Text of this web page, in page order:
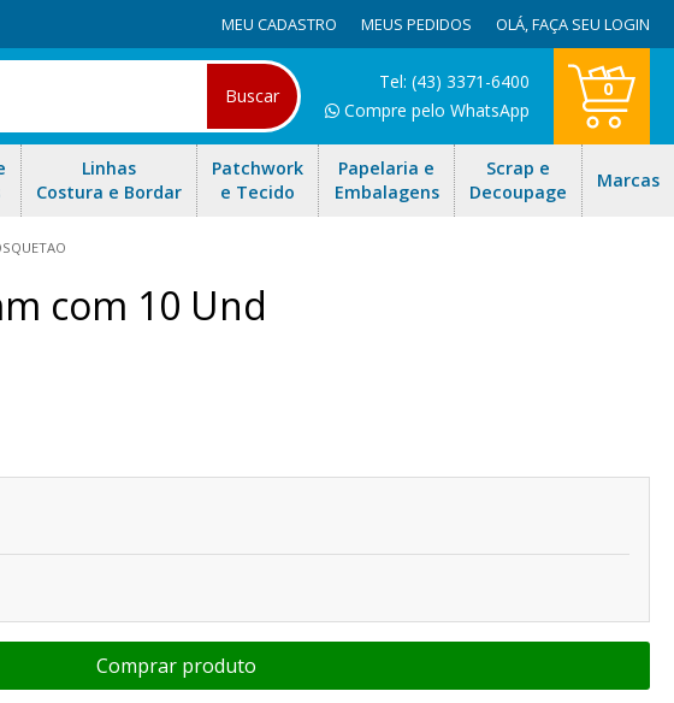
MEU CADASTRO MEUS PEDIDOS OLÁ,FAÇA SEU LOGIN
Buscar
Tel: (43) 3371-6400
Compre pelo WhatsApp
0
Linhas
Costura e Bordar
Patchwork
e Tecido
Papelaria e
Embalagens
Scrap e
Decoupage
Marcas
com 10 Und